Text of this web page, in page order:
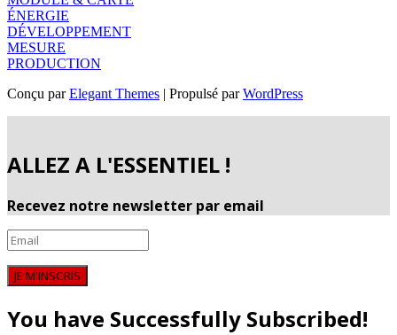
ÉNERGIE
DÉVELOPPEMENT
MESURE
PRODUCTION
Conçu parElegant Themes | Propulsé parWordPress
ALLEZ A L'ESSENTIEL !
Recevez notre newsletter par email
JE M'INSCRIS
You have Successfully Subscribed!